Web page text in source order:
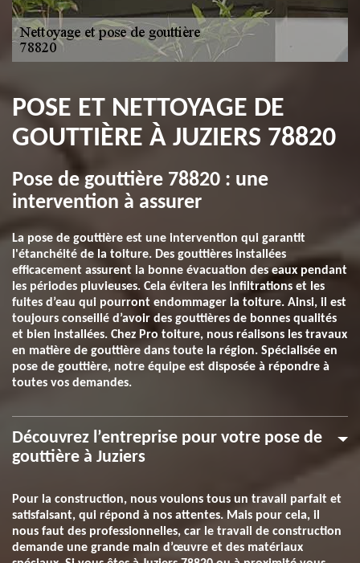
POSE ET NETTOYAGE DE
GOUTTIÈRE À JUZIERS 78820
Pose de gouttière 78820 : une
intervention à assurer
La pose de gouttière est une intervention qui garantit
l'étanchéité de la toiture. Des gouttières installées
efficacement assurent la bonne évacuation des eaux pendant
les périodes pluvieuses. Cela évitera les infiltrations et les
fuites d’eau qui pourront endommager la toiture. Ainsi, il est
toujours conseillé d’avoir des gouttières de bonnes qualités
et bien installées. Chez Pro toiture, nous réalisons les travaux
en matière de gouttière dans toute la région. Spécialisée en
pose de gouttière, notre équipe est disposée à répondre à
toutes vos demandes.
Découvrez l’entreprise pour votre pose de
gouttière à Juziers
Pour la construction, nous voulons tous un travail parfait et
satisfaisant, qui répond à nos attentes. Mais pour cela, il
nous faut des professionnelles, car le travail de construction
demande une grande main d’œuvre et des matériaux